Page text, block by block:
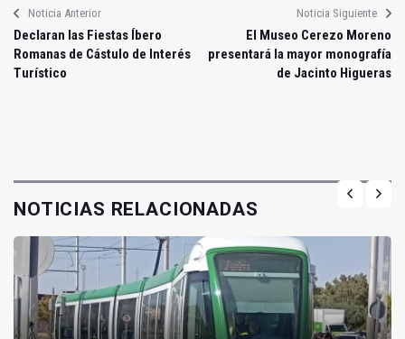
Noticia Anterior
Declaran las Fiestas Íbero
Romanas de Cástulo de Interés
Turístico
Noticia Siguiente
El Museo Cerezo Moreno
presentará la mayor monografía
de Jacinto Higueras
NOTICIAS RELACIONADAS